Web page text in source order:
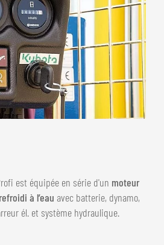
est équipée en série d'un moteur
à l’eau avec batterie, dynamo,
él. et système hydraulique.